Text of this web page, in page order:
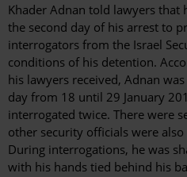
Khader Adnan told lawyers that
the second day of his arrest to
interrogators from the Israel
conditions of his detention.
his lawyers received, Adnan
day from 18 until 29 January
interrogated twice. There were
other security officials were
During interrogations, he was
with his hands tied behind his